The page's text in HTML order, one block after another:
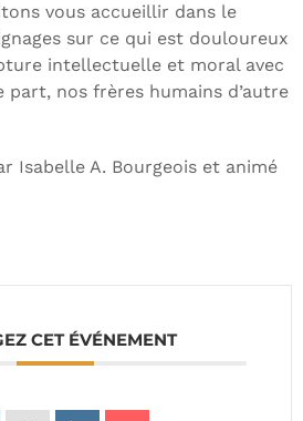
vous accueillir dans le
sur ce qui est douloureux
intellectuelle et moral avec
part, nos frères humains d’autre
Isabelle A. Bourgeois et animé
CET ÉVÉNEMENT